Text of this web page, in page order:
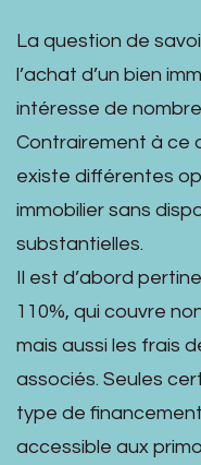
La question de
l’achat d’un bien
intéresse de
Contrairement à ce
existe différentes
immobilier sans
substantielles.
Il est d’abord
110%, qui couvre
mais aussi les frais
associés. Seules
type de
accessible aux